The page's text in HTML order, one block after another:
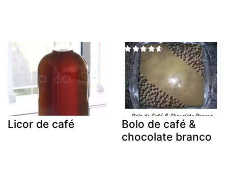
Licor de café
Bolo de café &
chocolate branco